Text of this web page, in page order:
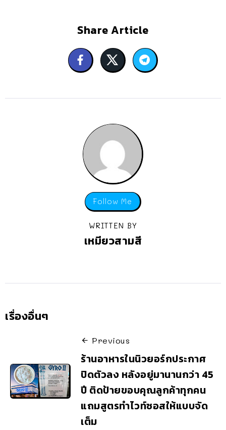
Share Article
Follow Me
WRITTEN BY
เหมียวสามสี
เรื่องอื่นๆ
Previous
ร้านอาหารในนิวยอร์กประกาศ
ปิดตัวลง หลังอยู่มานานกว่า 45
ปี ติดป้ายขอบคุณลูกค้าทุกคน
แถมสูตรทำไวท์ซอสให้แบบจัด
เต็ม